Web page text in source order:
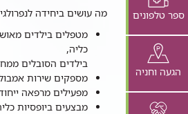
ספר טלפונים
הגעה וחניה
מה עושים ביחידה
מטפלים בילדים
כליה,
בילדים הסובלים
מספקים שירות
מפעילים מרפאה
מבצעים ביופסיות